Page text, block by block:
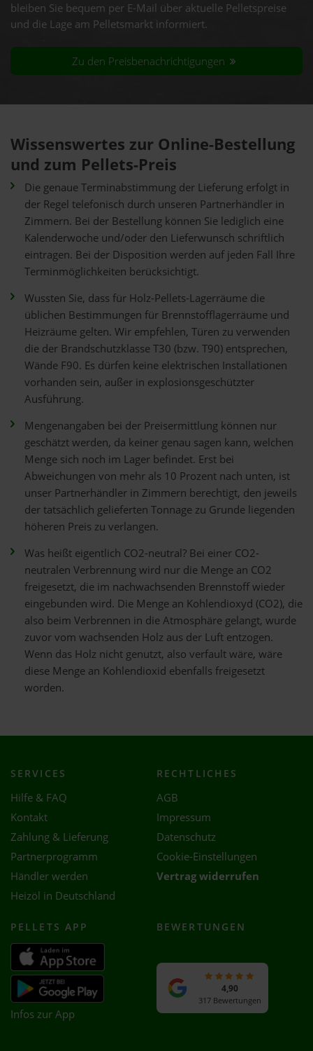
bleiben Sie bequem per E-Mail über aktuelle Pelletspreise
und die Lage am Pelletsmarkt informiert.
Zu den Preisbenachrichtigungen
Wissenswertes zur Online-Bestellung
und zum Pellets-Preis
Die genaue Terminabstimmung der Lieferung erfolgt in
der Regel telefonisch durch unseren Partnerhändler in
Zimmern. Bei der Bestellung können Sie lediglich eine
Kalenderwoche und/oder den Lieferwunsch schriftlich
eintragen. Bei der Disposition werden auf jeden Fall Ihre
Terminmöglichkeiten berücksichtigt.
Wussten Sie, dass für Holz-Pellets-Lagerräume die
üblichen Bestimmungen für Brennstofflagerräume und
Heizräume gelten. Wir empfehlen, Türen zu verwenden
die der Brandschutzklasse T30 (bzw. T90) entsprechen,
Wände F90. Es dürfen keine elektrischen Installationen
vorhanden sein, außer in explosionsgeschützter
Ausführung.
Mengenangaben bei der Preisermittlung können nur
geschätzt werden, da keiner genau sagen kann, welchen
Menge sich noch im Lager befindet. Erst bei
Abweichungen von mehr als 10 Prozent nach unten, ist
unser Partnerhändler in Zimmern berechtigt, den jeweils
der tatsächlich gelieferten Tonnage zu Grunde liegenden
höheren Preis zu verlangen.
Was heißt eigentlich CO2-neutral? Bei einer CO2-
neutralen Verbrennung wird nur die Menge an CO2
freigesetzt, die im nachwachsenden Brennstoff wieder
eingebunden wird. Die Menge an Kohlendioxyd (CO2), die
also beim Verbrennen in die Atmosphäre gelangt, wurde
zuvor vom wachsenden Holz aus der Luft entzogen.
Wenn das Holz nicht genutzt, also verfault wäre, wäre
diese Menge an Kohlendioxid ebenfalls freigesetzt
worden.
SERVICES
Hilfe & FAQ
Kontakt
Zahlung & Lieferung
Partnerprogramm
Händler werden
Heizöl in Deutschland
RECHTLICHES
AGB
Impressum
Datenschutz
Cookie-Einstellungen
Vertrag widerrufen
PELLETS APP
Infos zur App
BEWERTUNGEN
4,90
317 Bewertungen